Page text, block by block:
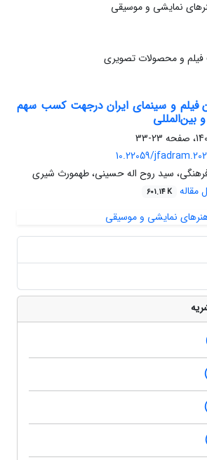
و محصولات تصویری
فیلم و سینمای ایران درجهت کسب سهم
بین‌المللی
23-33
10.22059/
فرهنگی، سید روح اله حسینی، طهمورث شیری
مقاله 601.14 K